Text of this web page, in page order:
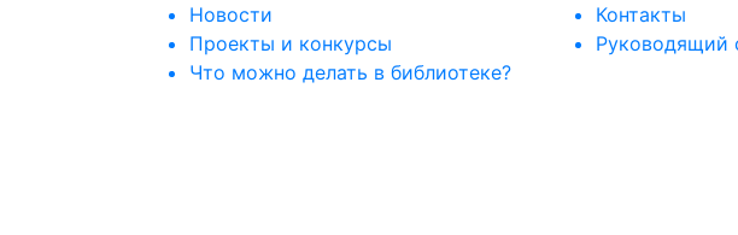
Новости
Проекты и конкурсы
Что можно делать в библиотеке?
Контакты
Руководящий